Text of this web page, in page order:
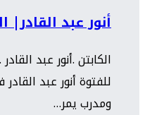
أنور عبد
الكابتن .أنور عبد
للفتوة أنور عبد
ومدرب يمر…